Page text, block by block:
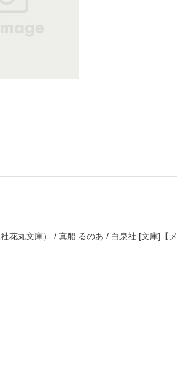
花丸文庫） / 真船 るのあ / 白泉社 [文庫]【メ